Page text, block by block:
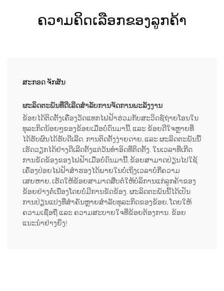
ຄວາມຄິດເລືອກຂອງລູກຄ້າ
ສະກອດ ຈັກສັນ
ຜະລິດຕະພັນທີ່ດີເລີດສຳລັບການຈັດການພະລັງງານ
ຂ້ອຍໄດ້ຕິດຕັ້ງເຄື່ອງວັດແທກໄຟຟ້າຮ່ວມກັບສະວິດຊ໌ຖ່າຍໂອນໃນ
ທຸລະກິດນ້ອຍໆຂອງຂ້ອຍເມື່ອບໍ່ດົນມານີ້, ແລະ ຂ້ອຍດີໃຈຫຼາຍທີ່
ໄດ້ຮັບຜົນໄດ້ຮັບດີເລີດ. ການຕິດຕັ້ງງ່າຍດາຍ, ແລະ ຜະລິດຕະພັນນີ້
ເຮັດວຽກໄດ້ຢ່າງດີເລີດຕັ້ງແຕ່ວັນທຳອິດທີ່ຕິດຕັ້ງ. ໃນເວລາທີ່ເກີດ
ການຂັດຂ້ອງຂອງໄຟຟ້າເມື່ອບໍ່ດົນມານີ້, ຂ້ອຍສາມາດປ່ຽນໄປໃຊ້
ເຄື່ອງປ່ອຍໄຟຟ້າສຳຮອງໄດ້ພາຍໃນບໍ່ເຖິງເວລາບໍ່ກີ່ຄວາມ
ເສຍຫາຍ, ເຮັດໃຫ້ຂ້ອຍສາມາດສືບຕໍ່ໃຫ້ບໍລິການແກ່ລູກຄ້າຂອງ
ຂ້ອຍຢ່າງຕໍ່ເນື່ອງໂດຍບໍ່ມີການຂັດຂ້ອງ. ຜະລິດຕະພັນນີ້ໄດ້ເປັນ
ການປ່ຽນແປງທີ່ສຳຄັນຫຼາຍສຳລັບທຸລະກິດຂອງຂ້ອຍ, ໂດຍໃຫ້
ຄວາມເຊື່ອຖື ແລະ ຄວາມສະບາຍໃຈທີ່ຂ້ອຍຕ້ອງການ. ຂ້ອຍ
ແນະນຳຢ່າງຍິ່ງ!